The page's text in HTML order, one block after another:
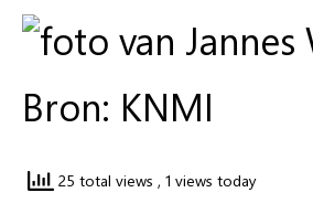
Bron: KNMI
25 total views , 1 views today